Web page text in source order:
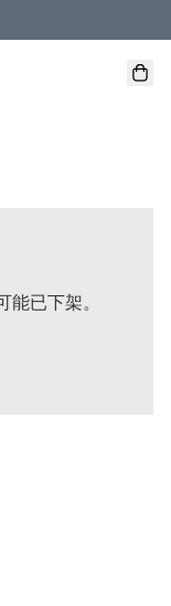
已下架。